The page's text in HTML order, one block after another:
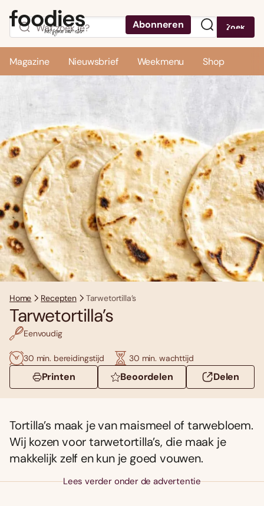
Abonneren Zoek
Magazine Nieuwsbrief Weekmenu Shop
Home Recepten Tarwetortilla’s
Tarwetortilla’s
Eenvoudig
30 min. bereidingstijd 30 min. wachttijd
Printen Beoordelen Delen
Tortilla’s maak je van maismeel of tarwebloem.
Wij kozen voor tarwetortilla’s, die maak je
makkelijk zelf en kun je goed vouwen.
Lees verder onder de advertentie